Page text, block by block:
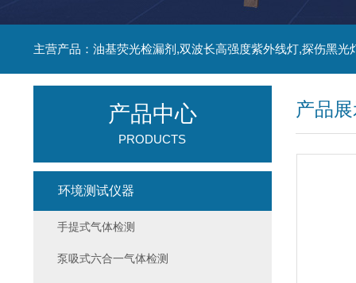
主营产品：油基荧光检漏剂,双波长高强度紫外线灯,探伤黑光
产品
产品中心
PRODUCTS
环境测试仪器
手提式气体检测
泵吸式六合一气体检测